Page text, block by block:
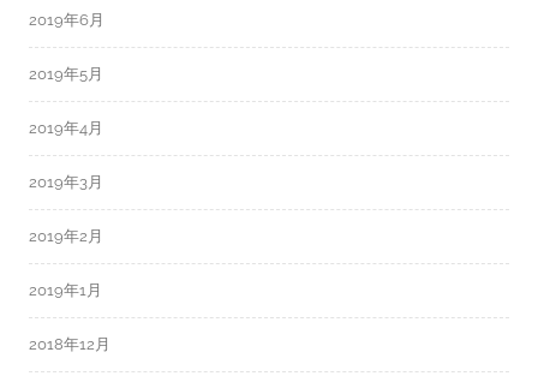
2019年6月
2019年5月
2019年4月
2019年3月
2019年2月
2019年1月
2018年12月